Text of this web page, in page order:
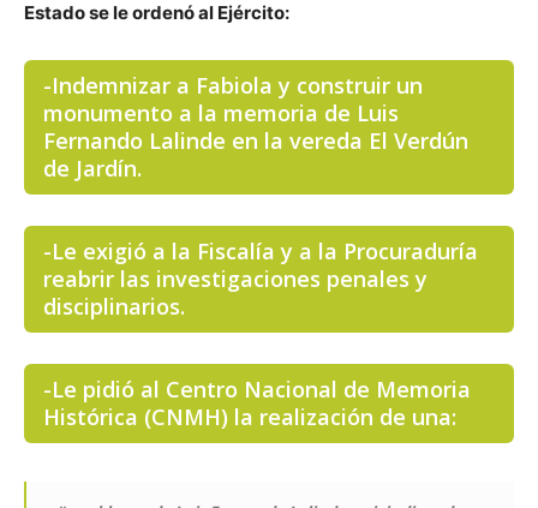
Estado se le ordenó al Ejército:
-Indemnizar a Fabiola y construir un
monumento a la memoria de Luis
Fernando Lalinde en la vereda El Verdún
de Jardín.
-Le exigió a la Fiscalía y a la Procuraduría
reabrir las investigaciones penales y
disciplinarios.
-Le pidió al Centro Nacional de Memoria
Histórica (CNMH) la realización de una: